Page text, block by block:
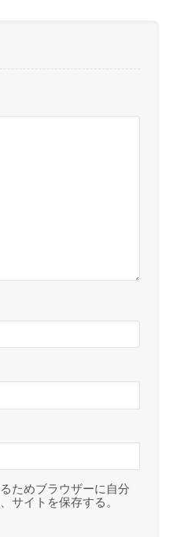
ためブラウザーに自分
サイトを保存する。